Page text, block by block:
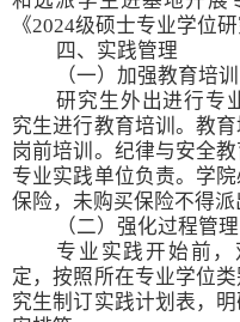
《2024级硕士专业学位
四 、实践管理
（一）加强教育培训
研究生外出进行专
究生进行教育培训。教
岗前培训。纪律与安全
专业实践单位负责。学
保险，未购买保险不得派
（二）强化过程管理
专业实践开始前
定，按照所在专业学位
究生制订实践计划表，